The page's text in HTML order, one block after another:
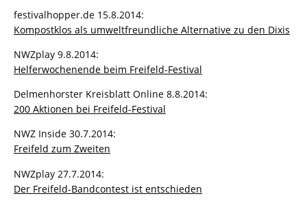
festivalhopper.de 15.8.2014:
Kompostklos als umweltfreundliche Alternative zu den Dixis
NWZplay 9.8.2014:
Helferwochenende beim Freifeld-Festival
Delmenhorster Kreisblatt Online 8.8.2014:
200 Aktionen bei Freifeld-Festival
NWZ Inside 30.7.2014:
Freifeld zum Zweiten
NWZplay 27.7.2014:
Der Freifeld-Bandcontest ist entschieden